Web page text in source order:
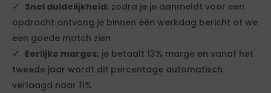
Snel duidelijkheid: zodra je je aanmeldt voor een
opdracht ontvang je binnen één werkdag bericht of we
een goede match zien
Eerlijke marges: je betaalt 13% marge en vanaf het
tweede jaar wordt dit percentage automatisch
verlaagd naar 11%